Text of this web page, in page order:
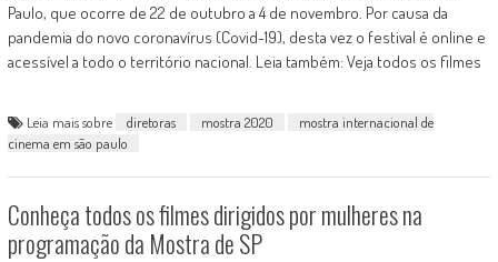
Paulo, que ocorre de 22 de outubro a 4 de novembro. Por causa da
pandemia do novo coronavírus (Covid-19), desta vez o festival é online e
acessível a todo o território nacional. Leia também: Veja todos os filmes
Leia mais sobre diretoras mostra 2020
mostra internacional de
cinema em são paulo
Conheça todos os filmes dirigidos por mulheres na
programação da Mostra de SP